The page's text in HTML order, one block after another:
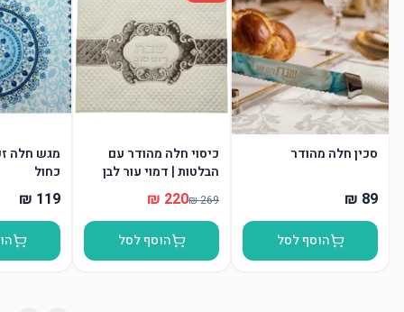
סכין חלה מהודר
הוסף לסל
כיסוי חלה מהודר עם
הבלטות | דמוי עור לבן
הוסף לסל
מגש חלה
כחול